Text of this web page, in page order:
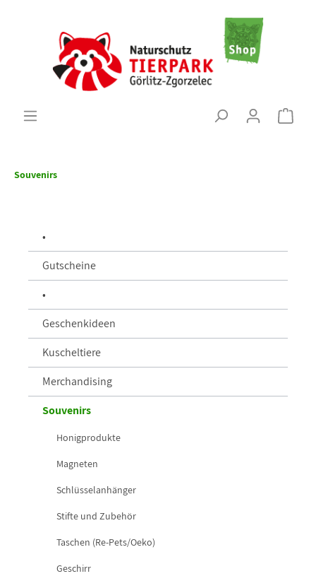
Souvenirs
•
Gutscheine
•
Geschenkideen
Kuscheltiere
Merchandising
Souvenirs
Honigprodukte
Magneten
Schlüsselanhänger
Stifte und Zubehör
Taschen (Re-Pets/Oeko)
Geschirr